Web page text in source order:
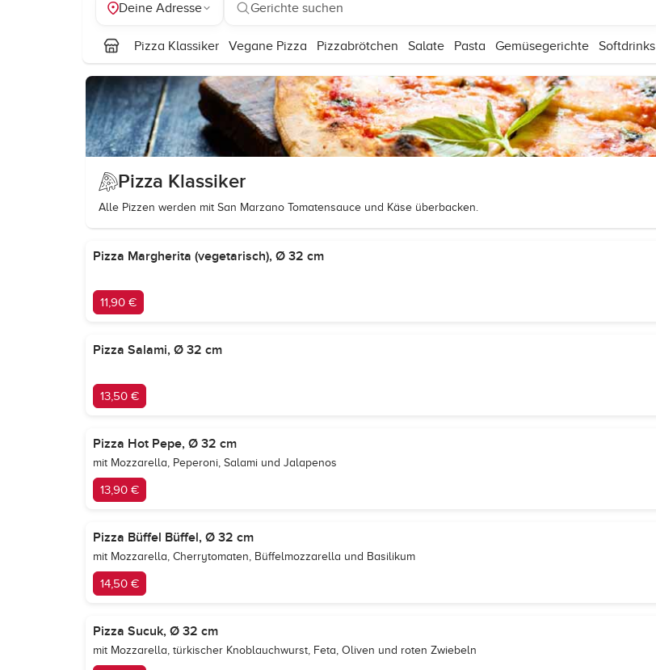
Deine Adresse Gerichte suchen
Pizza Klassiker Vegane Pizza Pizzabrötchen Salate Pasta Gemüsegerichte Softdrinks
Pizza Klassiker
Alle Pizzen werden mit San Marzano Tomatensauce und Käse überbacken.
Pizza Margherita (vegetarisch), Ø 32 cm
11,90 €
Pizza Salami, Ø 32 cm
13,50 €
Pizza Hot Pepe, Ø 32 cm
mit Mozzarella, Peperoni, Salami und Jalapenos
13,90 €
Pizza Büffel Büffel, Ø 32 cm
mit Mozzarella, Cherrytomaten, Büffelmozzarella und Basilikum
14,50 €
Pizza Sucuk, Ø 32 cm
mit Mozzarella, türkischer Knoblauchwurst, Feta, Oliven und roten Zwiebeln